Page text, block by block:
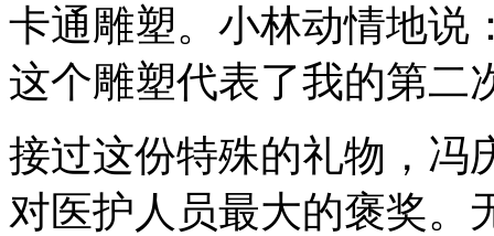
卡通雕塑。小林动情地说
这个雕塑代表了我的第二
接过这份特殊的礼物，冯
对医护人员最大的褒奖。